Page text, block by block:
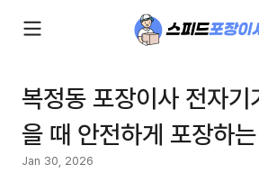
복정동 포장이사 전자기
을 때 안전하게 포장하
Jan 30, 2026